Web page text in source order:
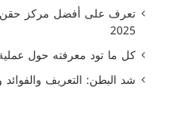
تعرف على أفضل مركز
2025
كل ما تود معرفته حول
شد البطن: التعريف